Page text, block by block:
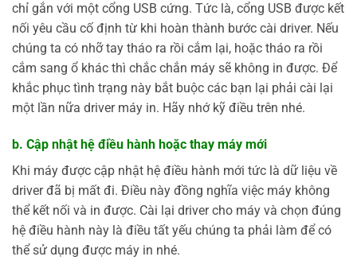
chỉ gắn với một cổng USB cứng. Tức là, cổng USB được kết
nối yêu cầu cố định từ khi hoàn thành bước cài driver. Nếu
chúng ta có nhỡ tay tháo ra rồi cắm lại, hoặc tháo ra rồi
cắm sang ổ khác thì chắc chắn máy sẽ không in được. Để
khắc phục tình trạng này bắt buộc các bạn lại phải cài lại
một lần nữa driver máy in. Hãy nhớ kỹ điều trên nhé.
b. Cập nhật hệ điều hành hoặc thay máy mới
Khi máy được cập nhật hệ điều hành mới tức là dữ liệu về
driver đã bị mất đi. Điều này đồng nghĩa việc máy không
thể kết nối và in được. Cài lại driver cho máy và chọn đúng
hệ điều hành này là điều tất yếu chúng ta phải làm để có
thể sử dụng được máy in nhé.